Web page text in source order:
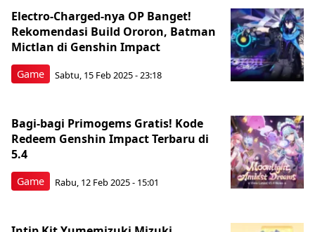
Game
Electro-Charged-nya OP Banget!
Rekomendasi Build Ororon, Batman
Mictlan di Genshin Impact
Sabtu, 15 Feb 2025 - 23:18
Game
Bagi-bagi Primogems Gratis! Kode
Redeem Genshin Impact Terbaru di
5.4
Rabu, 12 Feb 2025 - 15:01